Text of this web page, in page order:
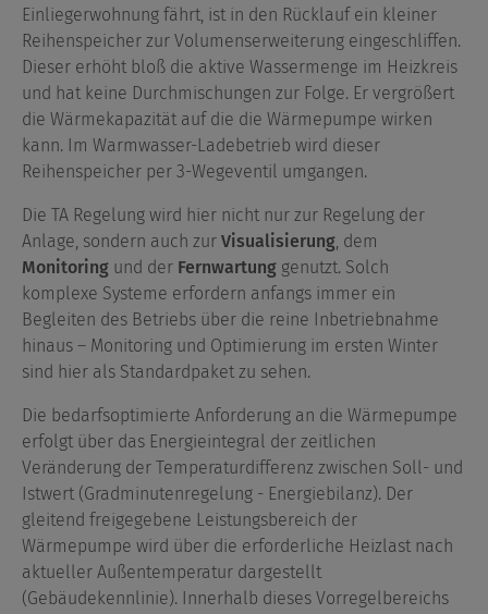
Einliegerwohnung fährt, ist in den Rücklauf ein kleiner
Reihenspeicher zur Volumenserweiterung eingeschliffen.
Dieser erhöht bloß die aktive Wassermenge im Heizkreis
und hat keine Durchmischungen zur Folge. Er vergrößert
die Wärmekapazität auf die die Wärmepumpe wirken
kann. Im Warmwasser-Ladebetrieb wird dieser
Reihenspeicher per 3-Wegeventil umgangen.
Die TA Regelung wird hier nicht nur zur Regelung der
Anlage, sondern auch zur Visualisierung, dem
Monitoring und der Fernwartung genutzt. Solch
komplexe Systeme erfordern anfangs immer ein
Begleiten des Betriebs über die reine Inbetriebnahme
hinaus – Monitoring und Optimierung im ersten Winter
sind hier als Standardpaket zu sehen.
Die bedarfsoptimierte Anforderung an die Wärmepumpe
erfolgt über das Energieintegral der zeitlichen
Veränderung der Temperaturdifferenz zwischen Soll- und
Istwert (Gradminutenregelung - Energiebilanz). Der
gleitend freigegebene Leistungsbereich der
Wärmepumpe wird über die erforderliche Heizlast nach
aktueller Außentemperatur dargestellt
(Gebäudekennlinie). Innerhalb dieses Vorregelbereichs